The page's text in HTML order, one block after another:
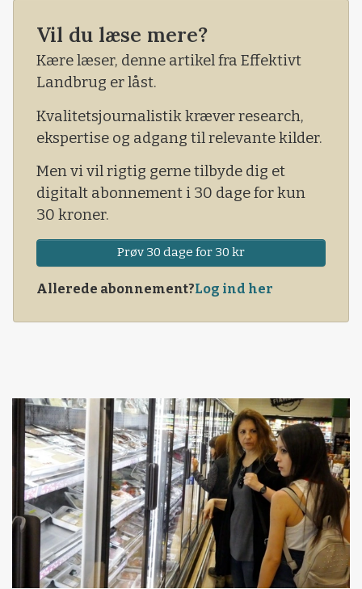
Som dagen gik, spidsede konkurrencen til.
Niveauet blev bare højere og højere, og til sidst
stod dagens absolutte topdyr i ringen til
udpegning af årets Miss Agro Nord.
Vil du læse mere?
Kære læser, denne artikel fra Effektivt
Landbrug er låst.
Kvalitetsjournalistik kræver research,
ekspertise og adgang til relevante kilder.
Men vi vil rigtig gerne tilbyde dig et
digitalt abonnement i 30 dage for kun
30 kroner.
Prøv 30 dage for 30 kr
Allerede abonnement?Log ind her